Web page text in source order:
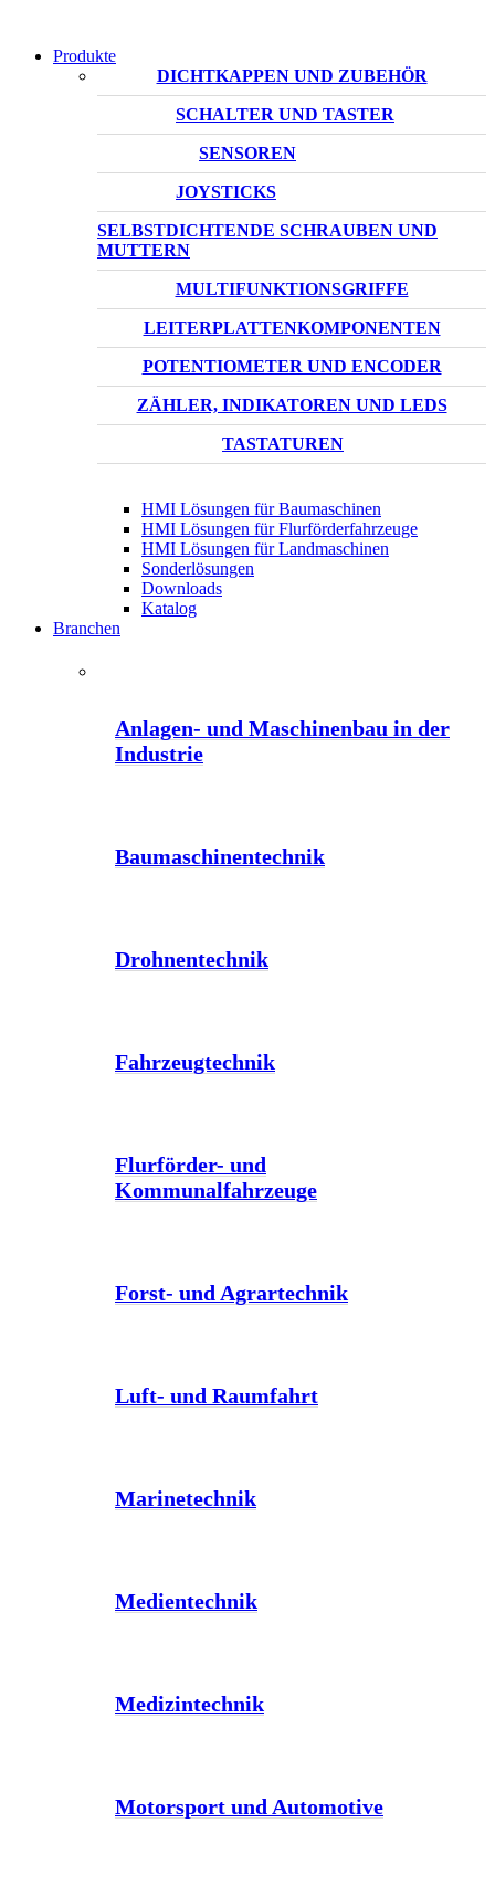
Produkte
DICHTKAPPEN UND ZUBEHÖR
SCHALTER UND TASTER
SENSOREN
JOYSTICKS
SELBSTDICHTENDE SCHRAUBEN UND
MUTTERN
MULTIFUNKTIONSGRIFFE
LEITERPLATTENKOMPONENTEN
POTENTIOMETER UND ENCODER
ZÄHLER, INDIKATOREN UND LEDS
TASTATUREN
HMI Lösungen für Baumaschinen
HMI Lösungen für Flurförderfahrzeuge
HMI Lösungen für Landmaschinen
Sonderlösungen
Downloads
Katalog
Branchen
Anlagen- und Maschinenbau in der
Industrie
Baumaschinentechnik
Drohnentechnik
Fahrzeugtechnik
Flurförder- und
Kommunalfahrzeuge
Forst- und Agrartechnik
Luft- und Raumfahrt
Marinetechnik
Medientechnik
Medizintechnik
Motorsport und Automotive